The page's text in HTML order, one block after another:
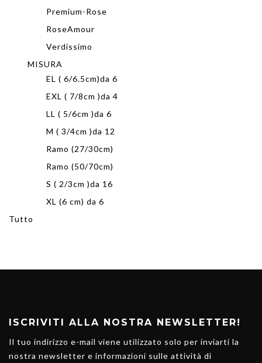
Premium-Rose
RoseAmour
Verdissimo
MISURA
EL ( 6/6.5cm)da 6
EXL ( 7/8cm )da 4
LL ( 5/6cm )da 6
M ( 3/4cm )da 12
Ramo (27/30cm)
Ramo (50/70cm)
S ( 2/3cm )da 16
XL (6 cm) da 6
Tutto
ISCRIVITI ALLA NOSTRA NEWSLETTER!
Il tuo indirizzo e-mail viene utilizzato solo per inviarti la
nostra newsletter e informazioni sulle attività di